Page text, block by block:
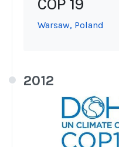
COP 19
Warsaw, Poland
2012